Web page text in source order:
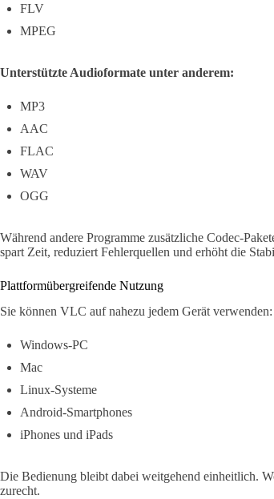
FLV
MPEG
Unterstützte Audioformate unter anderem:
MP3
AAC
FLAC
WAV
OGG
Während andere Programme zusätzliche Codec-
spart Zeit, reduziert Fehlerquellen und erhöht die
Plattformübergreifende Nutzung
Sie können VLC auf nahezu jedem Gerät verwenden:
Windows-PC
Mac
Linux-Systeme
Android-Smartphones
iPhones und iPads
Die Bedienung bleibt dabei weitgehend einheitlich.
zurecht.